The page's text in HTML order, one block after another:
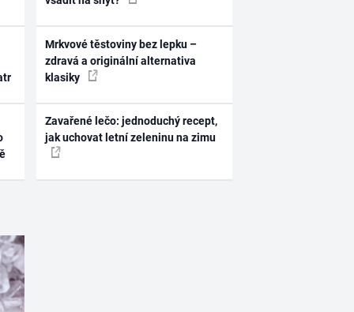
Mrkvové těstoviny bez lepku –
zdravá a originální alternativa
klasiky
Zavařené lečo: jednoduchý recept,
jak uchovat letní zeleninu na zimu